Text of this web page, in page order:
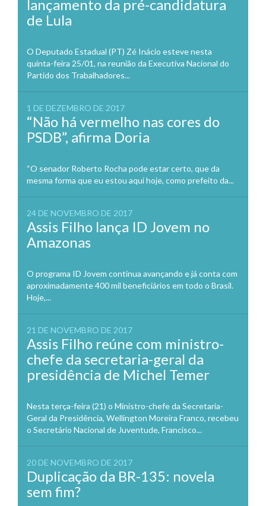
lançamento da pré-candidatura
de Lula
O Deputado Estadual (PT) Zé Inácio esteve nesta
quinta-feira 25/01, na reunião da Executiva Nacional do
Partido dos Trabalhadores...
1 DE DEZEMBRO DE 2017
“Não há vermelho nas cores do
PSDB”, afirma Doria
“O senador Roberto Rocha pode estar certo, que da
mesma forma que eu estou aqui hoje, como prefeito da...
24 DE NOVEMBRO DE 2017
Assis Filho lança ID Jovem no
Amazonas
O programa ID Jovem continua avançando e já conta com
aproximadamente 400 mil beneficiários em todo o Brasil.
Hoje,...
21 DE NOVEMBRO DE 2017
Assis Filho reúne com ministro-
chefe da secretaria-geral da
presidência de Michel Temer
Nesta terça-feira (21) o Ministro-chefe da Secretaria-
Geral da Presidência, Wellington Moreira Franco, recebeu
o Secretário Nacional de Juventude, Francisco...
20 DE NOVEMBRO DE 2017
Duplicação da BR-135: novela
sem fim?